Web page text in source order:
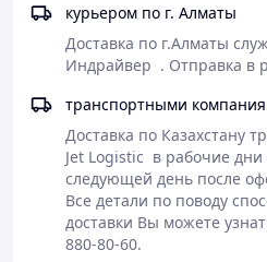
Контроллер с
управления (для
на некотором расстоянии
Электрическая оттайка
Компрессорно-
воздухоохладитель
Равномерное
по всему объему камеры
Выводы блоков и концы
муфтами. При их
курьером по г. Алматы
Доставка по г.Алматы
Индрайвер  . Отправка в
транспортными
Доставка по Казахстану
Jet Logistic  в рабочие
следующей день после
Все детали по поводу
доставки Вы можете
880-80-60.